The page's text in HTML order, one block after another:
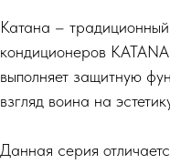
Катана –
кондиционеров
выполняет защитную
взгляд воина на
Данная серия